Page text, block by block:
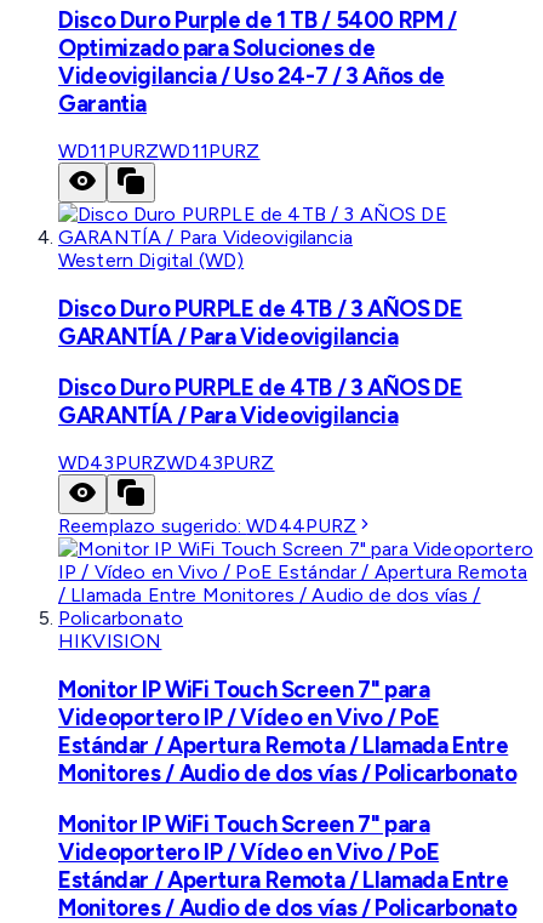
Disco Duro Purple de 1 TB / 5400 RPM /
Optimizado para Soluciones de
Videovigilancia / Uso 24-7 / 3 Años de
Garantia
WD11PURZWD11PURZ
Western Digital (WD)
Disco Duro PURPLE de 4TB / 3 AÑOS DE
GARANTÍA / Para Videovigilancia
Disco Duro PURPLE de 4TB / 3 AÑOS DE
GARANTÍA / Para Videovigilancia
WD43PURZWD43PURZ
Reemplazo sugerido:WD44PURZ
HIKVISION
Monitor IP WiFi Touch Screen 7" para
Videoportero IP / Vídeo en Vivo / PoE
Estándar / Apertura Remota / Llamada Entre
Monitores / Audio de dos vías / Policarbonato
Monitor IP WiFi Touch Screen 7" para
Videoportero IP / Vídeo en Vivo / PoE
Estándar / Apertura Remota / Llamada Entre
Monitores / Audio de dos vías / Policarbonato